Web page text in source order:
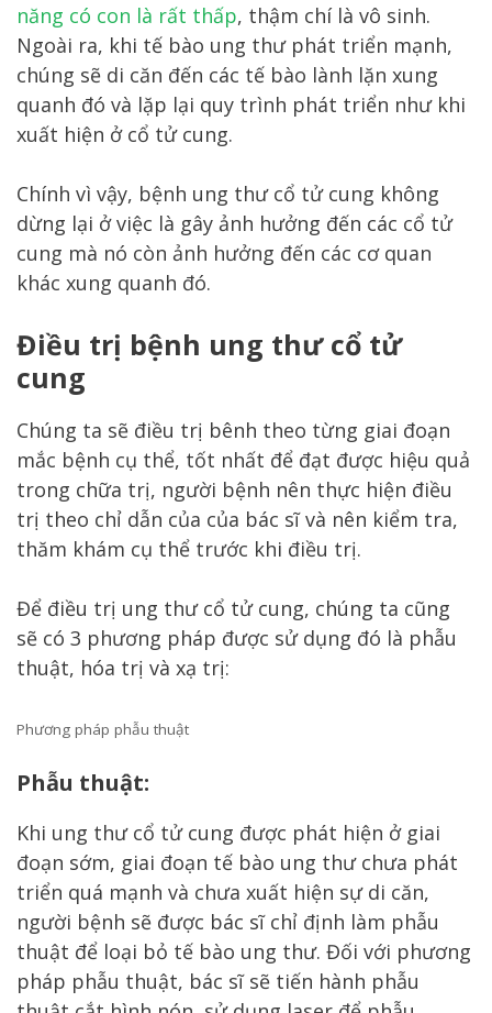
năng có con là rất thấp, thậm chí là vô sinh.
Ngoài ra, khi tế bào ung thư phát triển mạnh,
chúng sẽ di căn đến các tế bào lành lặn xung
quanh đó và lặp lại quy trình phát triển như khi
xuất hiện ở cổ tử cung.
Chính vì vậy, bệnh ung thư cổ tử cung không
dừng lại ở việc là gây ảnh hưởng đến các cổ tử
cung mà nó còn ảnh hưởng đến các cơ quan
khác xung quanh đó.
Điều trị bệnh ung thư cổ tử
cung
Chúng ta sẽ điều trị bênh theo từng giai đoạn
mắc bệnh cụ thể, tốt nhất để đạt được hiệu quả
trong chữa trị, người bệnh nên thực hiện điều
trị theo chỉ dẫn của của bác sĩ và nên kiểm tra,
thăm khám cụ thể trước khi điều trị.
Để điều trị ung thư cổ tử cung, chúng ta cũng
sẽ có 3 phương pháp được sử dụng đó là phẫu
thuật, hóa trị và xạ trị:
Phương pháp phẫu thuật
Phẫu thuật:
Khi ung thư cổ tử cung được phát hiện ở giai
đoạn sớm, giai đoạn tế bào ung thư chưa phát
triển quá mạnh và chưa xuất hiện sự di căn,
người bệnh sẽ được bác sĩ chỉ định làm phẫu
thuật để loại bỏ tế bào ung thư. Đối với phương
pháp phẫu thuật, bác sĩ sẽ tiến hành phẫu